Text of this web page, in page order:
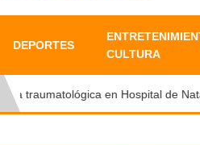
DEPORTES
CULTURA
traumatológica en Hospital de